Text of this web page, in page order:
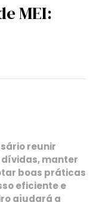
MEI:
reunir
manter
boas práticas
eficiente e
ajudará a